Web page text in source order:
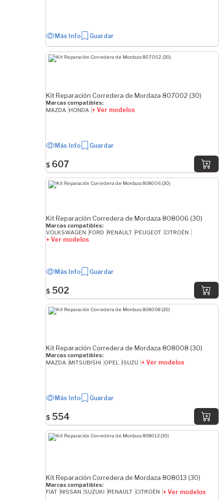
Más Info Guardar
Kit Reparación Corredera de Mordaza 807002 (30)
Marcas compatibles:
MAZDA HONDA + Ver modelos
Más Info Guardar
$ 607
Kit Reparación Corredera de Mordaza 808006 (30)
Marcas compatibles:
VOLKSWAGEN FORD RENAULT PEUGEOT CITROËN
+ Ver modelos
Más Info Guardar
$ 502
Kit Reparación Corredera de Mordaza 808008 (30)
Marcas compatibles:
MAZDA MITSUBISHI OPEL ISUZU + Ver modelos
Más Info Guardar
$ 554
Kit Reparación Corredera de Mordaza 808013 (30)
Marcas compatibles:
FIAT NISSAN SUZUKI RENAULT CITROËN + Ver modelos